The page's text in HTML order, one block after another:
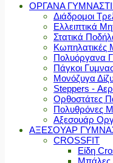
ΟΡΓΑΝΑ
Διάδρομοι
Ελλειπτικά
Στατικά
Κωπηλατικές
Πολυόργανα
Πάγκοι
Μονόζυγα
Steppers -
Ορθοστάτες
Πολυθρόνες
Αξεσουάρ
ΑΞΕΣΟΥΑΡ
CROSSFIT
Είδη